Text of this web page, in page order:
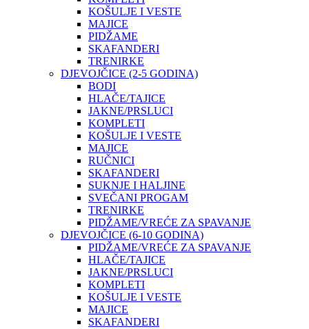
KOŠULJE I VESTE
MAJICE
PIDŽAME
SKAFANDERI
TRENIRKE
DJEVOJČICE (2-5 GODINA)
BODI
HLAČE/TAJICE
JAKNE/PRSLUCI
KOMPLETI
KOŠULJE I VESTE
MAJICE
RUČNICI
SKAFANDERI
SUKNJE I HALJINE
SVEČANI PROGAM
TRENIRKE
PIDŽAME/VREĆE ZA SPAVANJE
DJEVOJČICE (6-10 GODINA)
PIDŽAME/VREĆE ZA SPAVANJE
HLAČE/TAJICE
JAKNE/PRSLUCI
KOMPLETI
KOŠULJE I VESTE
MAJICE
SKAFANDERI